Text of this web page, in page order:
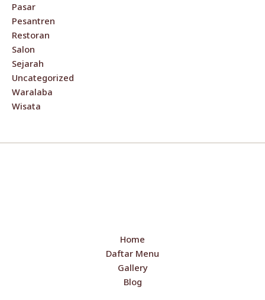
Pasar
Pesantren
Restoran
Salon
Sejarah
Uncategorized
Waralaba
Wisata
Home
Daftar Menu
Gallery
Blog